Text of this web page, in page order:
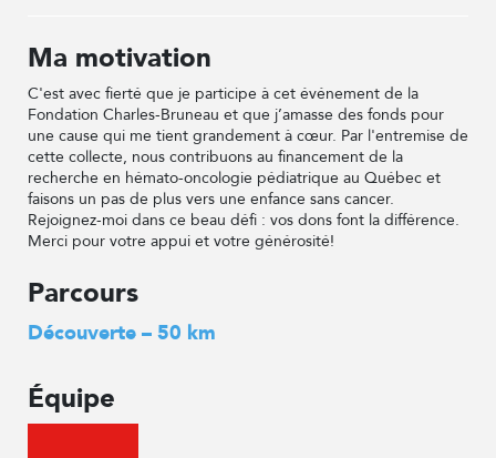
Ma motivation
C'est avec fierté que je participe à cet événement de la
Fondation Charles-Bruneau et que j’amasse des fonds pour
une cause qui me tient grandement à cœur. Par l'entremise de
cette collecte, nous contribuons au financement de la
recherche en hémato-oncologie pédiatrique au Québec et
faisons un pas de plus vers une enfance sans cancer.
Rejoignez-moi dans ce beau défi : vos dons font la différence.
Merci pour votre appui et votre générosité!
Parcours
Découverte – 50 km
Équipe